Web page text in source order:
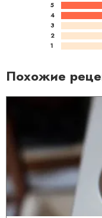
5
4
3
2
1
Похожие